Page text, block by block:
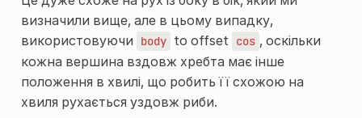
визначили вище, але в цьому випадку,
використовуючи
body to offset cos , оскільки
кожна вершина вздовж хребта має інше
положення в хвилі, що робить її схожою на
хвиля рухається уздовж риби.